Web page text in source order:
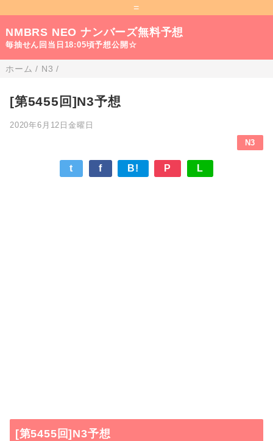
=
NMBRS NEO ナンバーズ無料予想
毎抽せん回当日18:05頃予想公開☆
ホーム / N3 /
[第5455回]N3予想
2020年6月12日金曜日
N3
t f B! P L
[第5455回]N3予想